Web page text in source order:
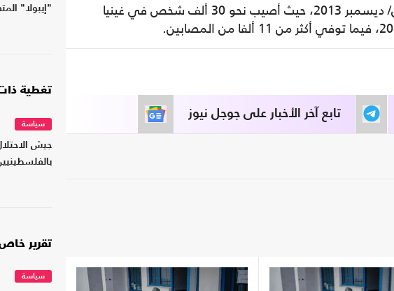
وانتشر الفيروس غرب إفريقيا في كانون الأول/ ديسمبر 2013، حيث أصيب نحو 30 ألف شخص في غينيا
تابع آخر الأخبار على جوجل نيوز
"إيبولا"
تغطية
سياسة
جيش
تقرير
سياسة